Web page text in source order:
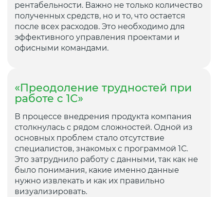
рентабельности. Важно не только количество
полученных средств, но и то, что остается
после всех расходов. Это необходимо для
эффективного управления проектами и
офисными командами.
«Преодоление трудностей при
работе с 1С»
В процессе внедрения продукта компания
столкнулась с рядом сложностей. Одной из
основных проблем стало отсутствие
специалистов, знакомых с программой 1С.
Это затруднило работу с данными, так как не
было понимания, какие именно данные
нужно извлекать и как их правильно
визуализировать.